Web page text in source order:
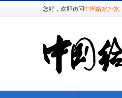
您好，欢迎访问中国给水排水